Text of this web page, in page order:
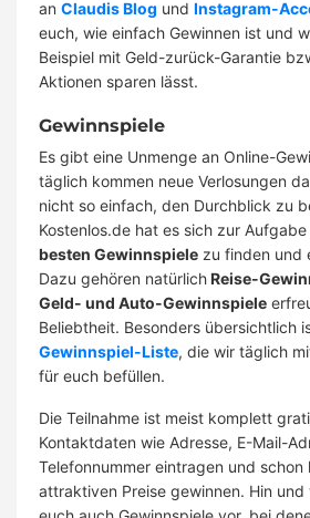
an Claudis Blog und Instagram-
euch, wie einfach Gewinnen ist und
Beispiel mit Geld-zurück-Garantie
Aktionen sparen lässt.
Gewinnspiele
Es gibt eine Unmenge an Online-
täglich kommen neue Verlosungen
nicht so einfach, den Durchblick zu
Kostenlos.de hat es sich zur
besten Gewinnspiele zu finden und
Dazu gehören natürlichReise-
Geld- und Auto-Gewinnspiele
Beliebtheit. Besonders übersichtlich
Gewinnspiel-Liste, die wir täglich
für euch befüllen.
Die Teilnahme ist meist komplett
Kontaktdaten wie Adresse, E-Mail-
Telefonnummer eintragen und
attraktiven Preise gewinnen. Hin